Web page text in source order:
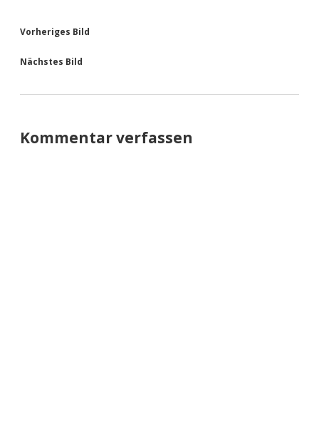
Vorheriges Bild
Nächstes Bild
Kommentar verfassen